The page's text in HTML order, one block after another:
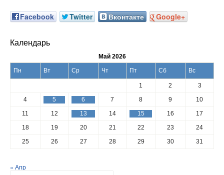
Facebook Twitter Вконтакте Google+
Календарь
Май 2026
Пн
Вт Ср Чт Пт Сб Вс
1 2
3
4
5 6 7 8 9
10
11
12 13 14 15 16
17
18
19 20 21 22 23
24
25
26 27 28 29 30 31
« Апр